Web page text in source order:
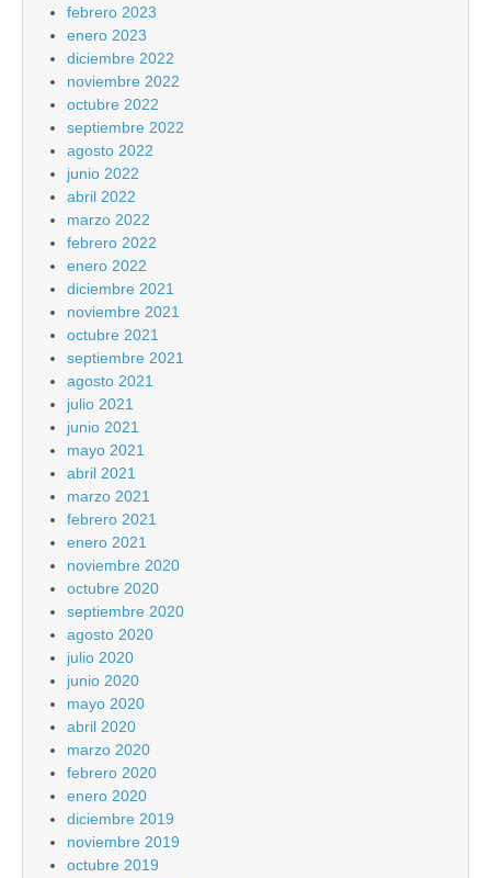
febrero 2023
enero 2023
diciembre 2022
noviembre 2022
octubre 2022
septiembre 2022
agosto 2022
junio 2022
abril 2022
marzo 2022
febrero 2022
enero 2022
diciembre 2021
noviembre 2021
octubre 2021
septiembre 2021
agosto 2021
julio 2021
junio 2021
mayo 2021
abril 2021
marzo 2021
febrero 2021
enero 2021
noviembre 2020
octubre 2020
septiembre 2020
agosto 2020
julio 2020
junio 2020
mayo 2020
abril 2020
marzo 2020
febrero 2020
enero 2020
diciembre 2019
noviembre 2019
octubre 2019